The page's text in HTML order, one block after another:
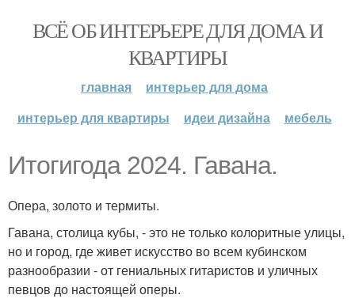
ВСЁ ОБ ИНТЕРЬЕРЕ ДЛЯ ДОМА И
КВАРТИРЫ
главная
интерьер для дома
интерьер для квартиры
идеи дизайна мебель
Итогигода 2024. Гавана.
Опера, золото и термиты.
Гавана, столица кубы, - это не только колоритные улицы,
но и город, где живет искусство во всем кубинском
разнообразии - от гениальных гитаристов и уличных
певцов до настоящей оперы.